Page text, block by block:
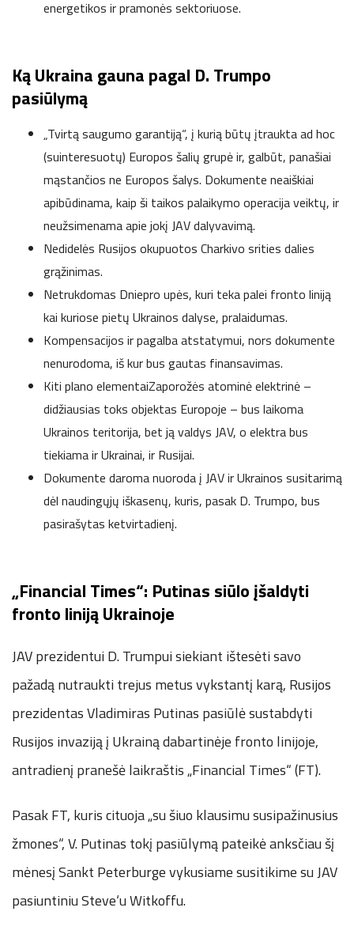
energetikos ir pramonės sektoriuose.
Ką Ukraina gauna pagal D. Trumpo
pasiūlymą
„Tvirtą saugumo garantiją“, į kurią būtų įtraukta ad hoc
(suinteresuotų) Europos šalių grupė ir, galbūt, panašiai
mąstančios ne Europos šalys. Dokumente neaiškiai
apibūdinama, kaip ši taikos palaikymo operacija veiktų, ir
neužsimenama apie jokį JAV dalyvavimą.
Nedidelės Rusijos okupuotos Charkivo srities dalies
grąžinimas.
Netrukdomas Dniepro upės, kuri teka palei fronto liniją
kai kuriose pietų Ukrainos dalyse, pralaidumas.
Kompensacijos ir pagalba atstatymui, nors dokumente
nenurodoma, iš kur bus gautas finansavimas.
Kiti plano elementaiZaporožės atominė elektrinė –
didžiausias toks objektas Europoje – bus laikoma
Ukrainos teritorija, bet ją valdys JAV, o elektra bus
tiekiama ir Ukrainai, ir Rusijai.
Dokumente daroma nuoroda į JAV ir Ukrainos susitarimą
dėl naudingųjų iškasenų, kuris, pasak D. Trumpo, bus
pasirašytas ketvirtadienį.
„Financial Times“: Putinas siūlo įšaldyti
fronto liniją Ukrainoje
JAV prezidentui D. Trumpui siekiant ištesėti savo
pažadą nutraukti trejus metus vykstantį karą, Rusijos
prezidentas Vladimiras Putinas pasiūlė sustabdyti
Rusijos invaziją į Ukrainą dabartinėje fronto linijoje,
antradienį pranešė laikraštis „Financial Times“ (FT).
Pasak FT, kuris cituoja „su šiuo klausimu susipažinusius
žmones“, V. Putinas tokį pasiūlymą pateikė anksčiau šį
mėnesį Sankt Peterburge vykusiame susitikime su JAV
pasiuntiniu Steve‘u Witkoffu.